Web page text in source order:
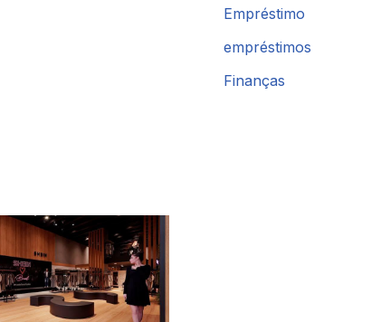
Empréstimo
empréstimos
Finanças